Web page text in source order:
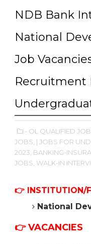
NDB Bank
National
Job
Recruitment
- OL QUALIFIED
JOBS, | JOBS FOR
2023, BANKING-
JOBS, WALK-IN
👉 INSTITUTION/
National
👉 VACANCIES